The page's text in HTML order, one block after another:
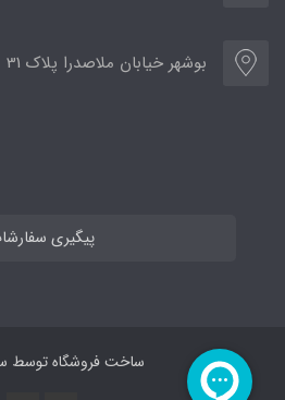
بوشهر خیابان ملاصدرا پلاک 31
پیگیری
ساخت فروشگاه توسط